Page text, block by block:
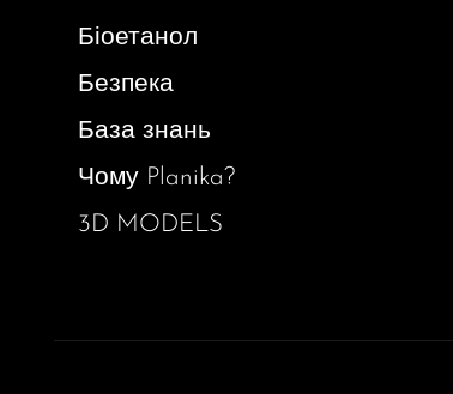
Біоетанол
Безпека
База знань
Чому Planika?
3D MODELS